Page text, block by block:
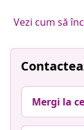
Vezi cum să
Mergi la